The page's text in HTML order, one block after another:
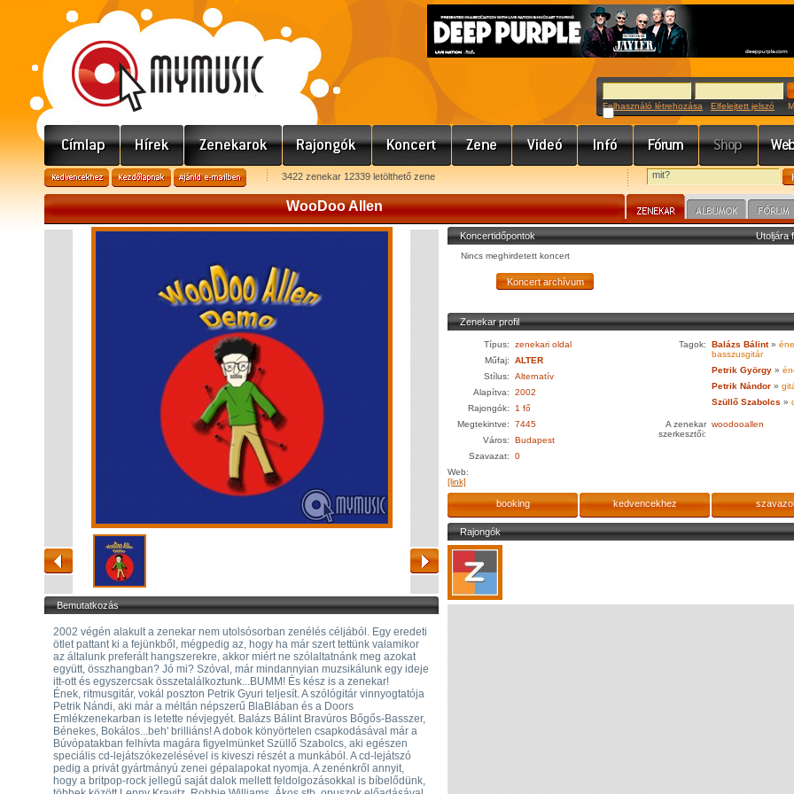
Felhasználó létrehozása Elfelejtett jelszó
3422 zenekar 12339 letölthető zene
WooDoo Allen
Bemutatkozás
2002 végén alakult a zenekar nem utolsósorban zenélés céljából. Egy eredeti
ötlet pattant ki a fejünkből, mégpedig az, hogy ha már szert tettünk valamikor
az általunk preferált hangszerekre, akkor miért ne szólaltatnánk meg azokat
együtt, összhangban? Jó mi? Szóval, már mindannyian muzsikálunk egy ideje
itt-ott és egyszercsak összetalálkoztunk...BUMM! És kész is a zenekar!
Ének, ritmusgitár, vokál poszton Petrik Gyuri teljesít. A szólógitár vinnyogtatója
Petrik Nándi, aki már a méltán népszerű BlaBlában és a Doors
Emlékzenekarban is letette névjegyét. Balázs Bálint Bravúros Bőgős-Basszer,
Bénekes, Bokálos...beh' brilliáns! A dobok könyörtelen csapkodásával már a
Búvópatakban felhívta magára figyelmünket Szüllő Szabolcs, aki egészen
speciális cd-lejátszókezelésével is kiveszi részét a munkából. A cd-lejátszó
pedig a privát gyártmányú zenei gépalapokat nyomja. A zenénkről annyit,
hogy a britpop-rock jellegű saját dalok mellett feldolgozásokkal is bíbelődünk,
Utoljára
Koncertidőpontok
Nincs meghirdetett koncert
Zenekar profil
Típus:
zenekari oldal
Műfaj:
ALTER
Stílus:
Alternatív
Alapítva:
2002
Rajongók:
1 fő
Megtekintve:
7445
Város:
Budapest
Szavazat:
0
Web:
[link]
Tagok: Balázs Bálint »
basszusgitár
Petrik György »
Petrik Nándor »
Szüllő Szabolcs »
A zenekar
szerkesztői:
woodooallen
booking kedvencekhez
Rajongók